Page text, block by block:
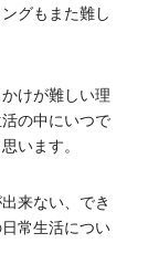
グもまた難し
けが難しい理
の中にいつで
います。
来ない、でき
常生活につい